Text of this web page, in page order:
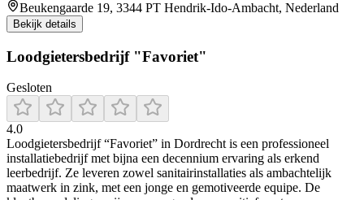
Beukengaarde 19, 3344 PT Hendrik-Ido-Ambacht, Nederland
Bekijk details
Loodgietersbedrijf "Favoriet"
Gesloten
4.0
Loodgietersbedrijf “Favoriet” in Dordrecht is een professioneel
installatiebedrijf met bijna een decennium ervaring als erkend
leerbedrijf. Ze leveren zowel sanitairinstallaties als ambachtelijk
maatwerk in zink, met een jonge en gemotiveerde equipe. De